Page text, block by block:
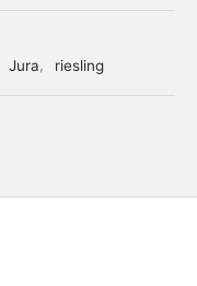
Jura, riesling